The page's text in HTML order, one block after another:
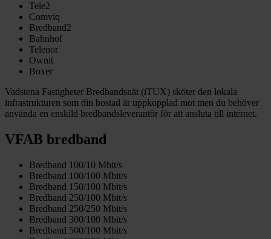
Tele2
Comviq
Bredband2
Bahnhof
Telenor
Ownit
Boxer
Vadstena Fastigheter Bredbandsnät (iTUX) sköter den lokala
infrastrukturen som din bostad är uppkopplad mot men du behöver
använda en enskild bredbandsleverantör för att ansluta till internet.
VFAB bredband
Bredband 100/10 Mbit/s
Bredband 100/100 Mbit/s
Bredband 150/100 Mbit/s
Bredband 250/100 Mbit/s
Bredband 250/250 Mbit/s
Bredband 300/100 Mbit/s
Bredband 500/100 Mbit/s